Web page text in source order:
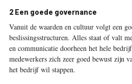
2 Een goede governance
Vanuit de waarden en cultuur volgt een
beslissingsstructuren. Alles staat of valt
en communicatie doorheen het hele
medewerkers zich zeer goed bewust zijn
het bedrijf wil stappen.